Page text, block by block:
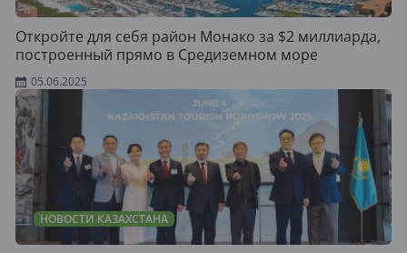
Откройте для себя район Монако за $2 миллиарда,
построенный прямо в Средиземном море
05.06.2025
НОВОСТИ КАЗАХСТАНА